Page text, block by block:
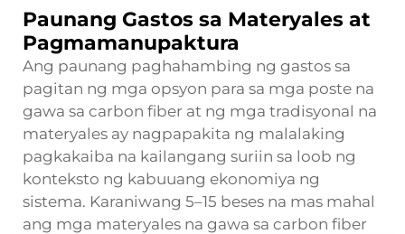
Paunang Gastos sa Materyales at
Pagmamanupaktura
Ang paunang paghahambing ng gastos sa
pagitan ng mga opsyon para sa mga poste na
gawa sa carbon fiber at ng mga tradisyonal na
materyales ay nagpapakita ng malalaking
pagkakaiba na kailangang suriin sa loob ng
konteksto ng kabuuang ekonomiya ng
sistema. Karaniwang 5–15 beses na mas mahal
ang mga materyales na gawa sa carbon fiber